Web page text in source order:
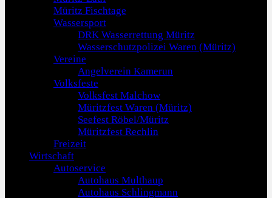
Müritz Fischtage
Wassersport
DRK Wasserrettung Müritz
Wasserschutzpolizei Waren (Müritz)
Vereine
Angelverein Kamerun
Volksfeste
Volksfest Malchow
Müritzfest Waren (Müritz)
Seefest Röbel/Müritz
Müritzfest Rechlin
Freizeit
Wirtschaft
Autoservice
Autohaus Multhaup
Autohaus Schlingmann